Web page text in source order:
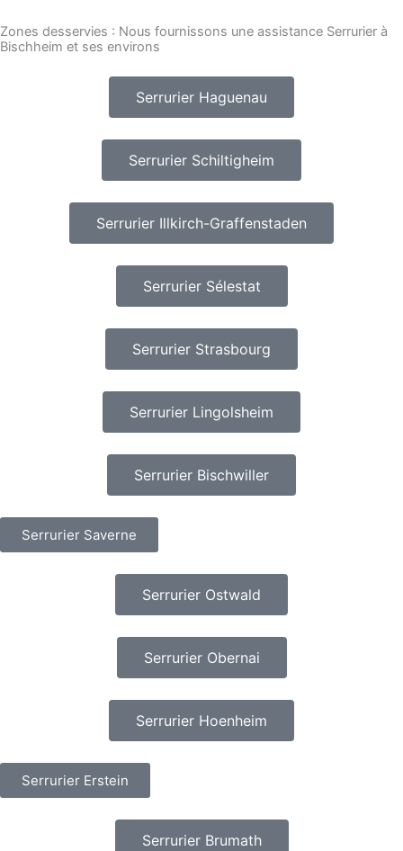
Zones desservies : Nous fournissons une assistance Serrurier à
Bischheim et ses environs
Serrurier Haguenau
Serrurier Schiltigheim
Serrurier Illkirch-Graffenstaden
Serrurier Sélestat
Serrurier Strasbourg
Serrurier Lingolsheim
Serrurier Bischwiller
Serrurier Saverne
Serrurier Ostwald
Serrurier Obernai
Serrurier Hoenheim
Serrurier Erstein
Serrurier Brumath